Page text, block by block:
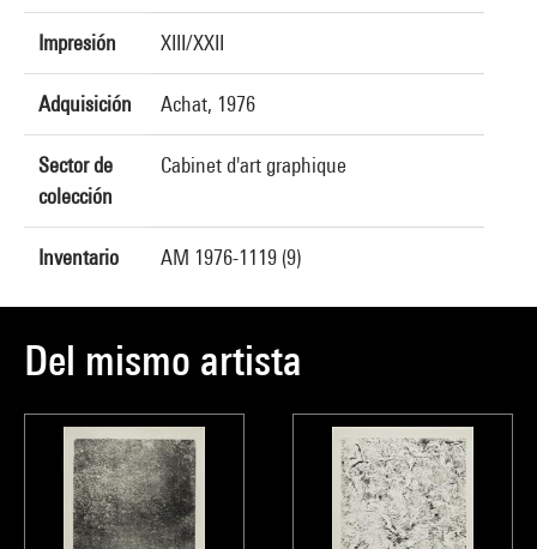
Impresión XIII/XXII
Adquisición Achat, 1976
Sector de
colección
Cabinet d'art graphique
Inventario AM 1976-1119 (9)
Del mismo artista